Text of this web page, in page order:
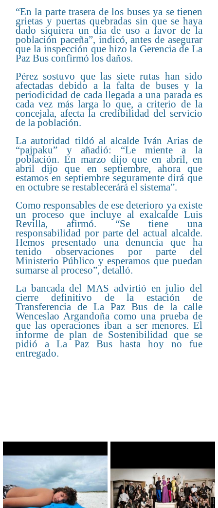
“En la parte trasera de los buses ya se tienen
grietas y puertas quebradas sin que se haya
dado siquiera un día de uso a favor de la
población paceña”, indicó, antes de asegurar
que la inspección que hizo la Gerencia de La
Paz Bus confirmó los daños.
Pérez sostuvo que las siete rutas han sido
afectadas debido a la falta de buses y la
periodicidad de cada llegada a una parada es
cada vez más larga lo que, a criterio de la
concejala, afecta la credibilidad del servicio
de la población.
La autoridad tildó al alcalde Iván Arias de
“pajpaku” y añadió: “Le miente a la
población. En marzo dijo que en abril, en
abril dijo que en septiembre, ahora que
estamos en septiembre seguramente dirá que
en octubre se restablecerárá el sistema”.
Como responsables de ese deterioro ya existe
un proceso que incluye al exalcalde Luis
Revilla, afirmó. “Se tiene una
responsabilidad por parte del actual alcalde.
Hemos presentado una denuncia que ha
tenido observaciones por parte del
Ministerio Público y esperamos que puedan
sumarse al proceso”, detalló.
La bancada del MAS advirtió en julio del
cierre definitivo de la estación de
Transferencia de La Paz Bus de la calle
Wenceslao Argandoña como una prueba de
que las operaciones iban a ser menores. El
informe de plan de Sostenibilidad que se
pidió a La Paz Bus hasta hoy no fue
entregado.